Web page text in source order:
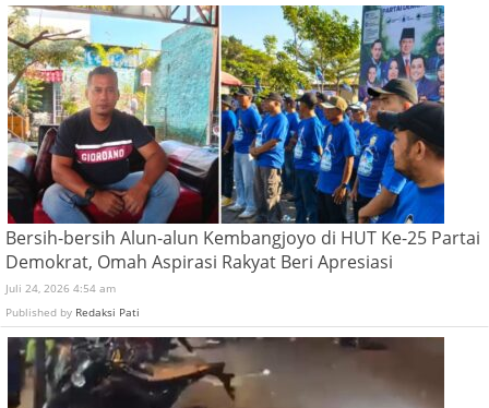
Bersih-bersih Alun-alun Kembangjoyo di HUT Ke-25 Partai
Demokrat, Omah Aspirasi Rakyat Beri Apresiasi
Juli 24, 2026 4:54 am
Published by Redaksi Pati